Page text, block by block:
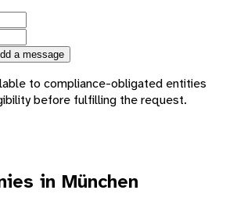
a message
to compliance-obligated entities
before fulfilling the request.
in München